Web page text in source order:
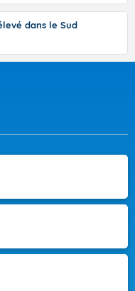
dans le Sud